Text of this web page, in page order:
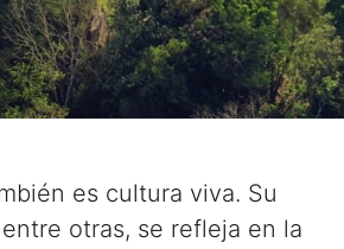
es cultura viva. Su
otras, se refleja en la